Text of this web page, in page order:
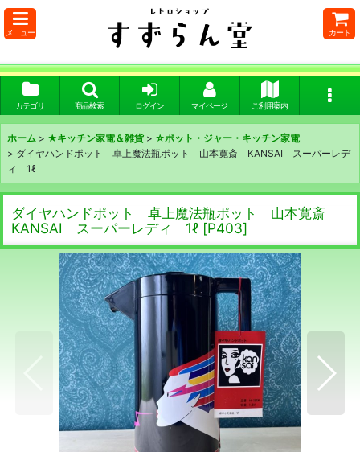
メニュー カート
カテゴリ 商品検索 ログイン マイページ ご利用案内
ホーム > ★キッチン家電＆雑貨 > ☆ポット・ジャー・キッチン家電
> ダイヤハンドポット 卓上魔法瓶ポット 山本寛斎 KANSAI スーパーレデ
ィ 1ℓ
ダイヤハンドポット 卓上魔法瓶ポット 山本寛斎
KANSAI スーパーレディ 1ℓ [P403]